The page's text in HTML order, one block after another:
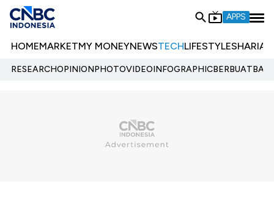
APPS
HOMEMARKETMY MONEYNEWSTECHLIFESTYLESHARIA
RESEARCHOPINIONPHOTOVIDEOINFOGRAPHIC